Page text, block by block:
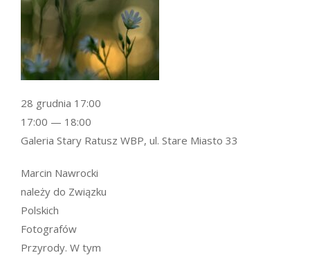
Marcin Nawrocki
należy do Związku
Polskich
Fotografów
Przyrody. W tym
28 grudnia 17:00
17:00 — 18:00
Galeria Stary Ratusz WBP, ul. Stare Miasto 33